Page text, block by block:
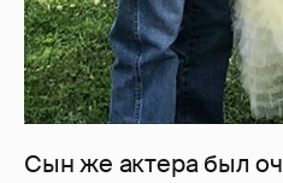
Сын же актера был